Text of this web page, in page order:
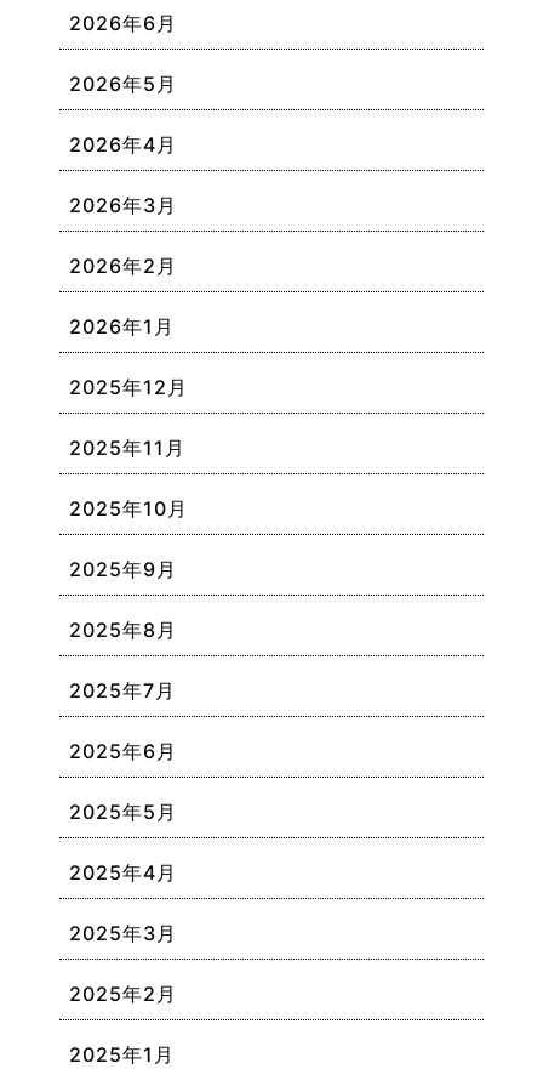
2026年6月
2026年5月
2026年4月
2026年3月
2026年2月
2026年1月
2025年12月
2025年11月
2025年10月
2025年9月
2025年8月
2025年7月
2025年6月
2025年5月
2025年4月
2025年3月
2025年2月
2025年1月